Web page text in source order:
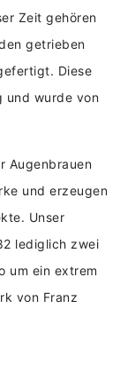
Zeit gehören
getrieben
Diese
und wurde von
Augenbrauen
und erzeugen
Unser
lediglich zwei
um ein extrem
von Franz